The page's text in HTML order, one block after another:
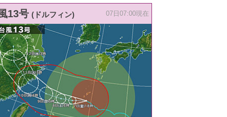
13号 (ドルフィン) 07日07:00現在